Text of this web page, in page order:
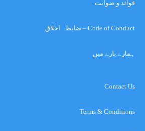
قوائد و ضوابت
Code of Conduct – ضابطہ اخلاق
ہمارے بارے میں
Contact Us
Terms & Conditions